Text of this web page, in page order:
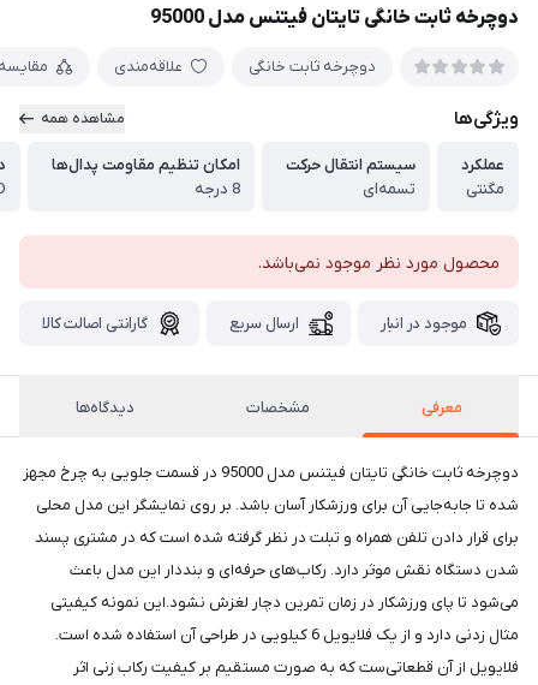
دوچرخه ثابت خانگی تایتان فیتنس مدل 95000
دوچرخه ثابت خانگی علاقه‌مندی
ویژگی‌ها مشاهده همه
عملکرد
مگنتی
سیستم انتقال حرکت
تسمه‌ای
امکان تنظیم مقاومت پدال‌ها
8 درجه
محصول مورد نظر موجود نمی‌باشد.
موجود در انبار ارسال سریع گارانتی اصالت کالا
معرفی مشخصات دیدگاه‌ها
دوچرخه ثابت خانگی تایتان فیتنس مدل 95000 در قسمت جلویی به چرخ مجهز
شده تا جابه‌جایی آن برای ورزشکار آسان باشد. بر روی نمایشگر این مدل محلی
برای قرار دادن تلفن‌ همراه و تبلت در نظر گرفته شده است که در مشتری پسند
شدن دستگاه نقش موثر دارد. رکاب‌های حرفه‌ای و بنددار این مدل باعث
می‌شود تا پای ورزشکار در زمان تمرین دچار لغزش نشود.این نمونه کیفیتی
مثال زدنی دارد و از یک فلایویل 6 کیلویی در طراحی آن استفاده شده است.
فلایویل از آن قطعاتی‌ست که به صورت مستقیم بر کیفیت رکاب زنی اثر